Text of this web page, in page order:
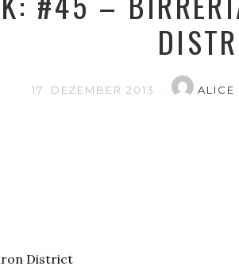
17. DEZEMBER 2013 ALICE